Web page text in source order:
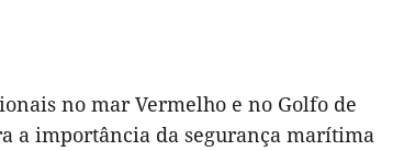
no mar Vermelho e no Golfo de
a importância da segurança marítima